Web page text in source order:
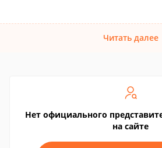
Читать далее
Нет официального
на сайте